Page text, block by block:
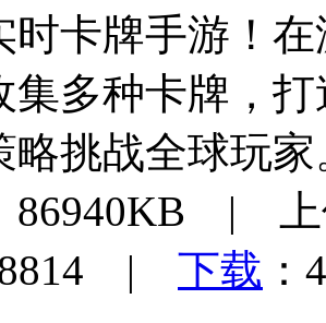
时卡牌手游！
集多种卡牌，
略挑战全球玩家
86940KB |
| 下载 ：